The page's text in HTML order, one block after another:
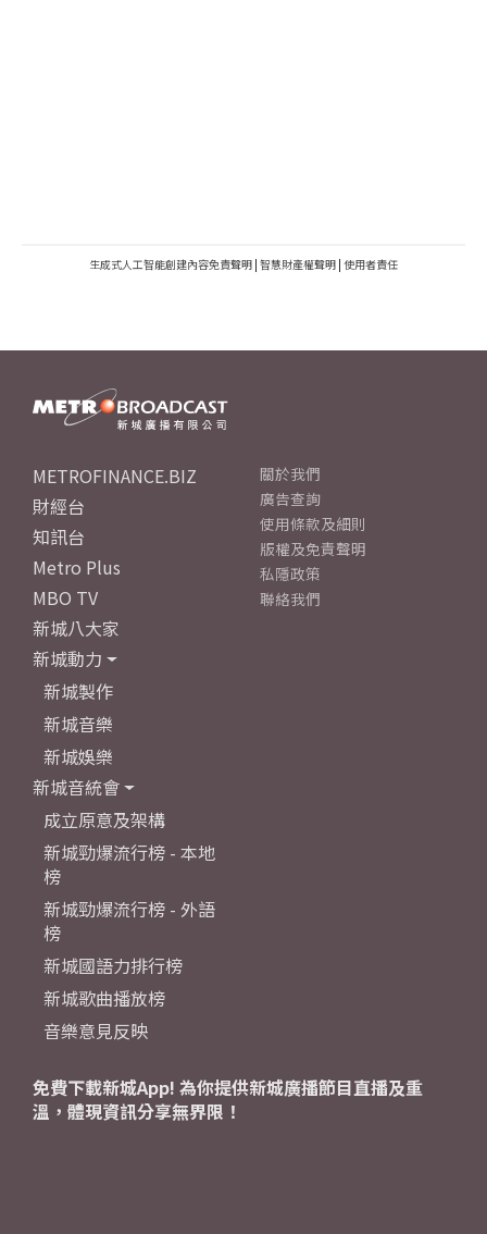
生成式人工智能創建內容免責聲明 | 智慧財產權聲明 | 使用者責任
METROFINANCE.BIZ
財經台
知訊台
Metro Plus
MBO TV
新城八大家
新城動力
新城製作
新城音樂
新城娛樂
新城音統會
成立原意及架構
新城勁爆流行榜 - 本地
榜
新城勁爆流行榜 - 外語
榜
新城國語力排行榜
新城歌曲播放榜
音樂意見反映
關於我們
廣告查詢
使用條款及細則
版權及免責聲明
私隱政策
聯絡我們
免費下載新城App! 為你提供新城廣播節目直播及重
溫，體現資訊分享無界限！